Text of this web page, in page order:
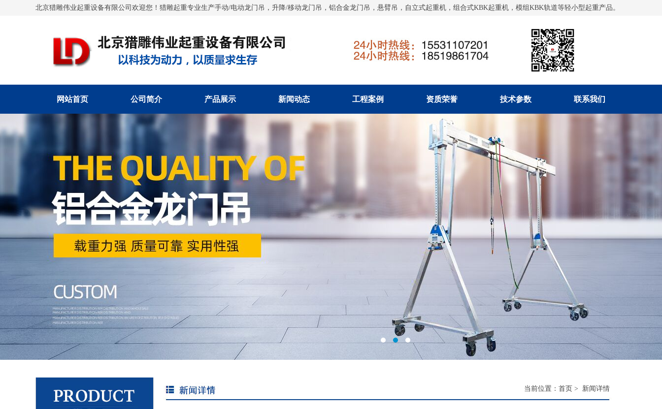
北京猎雕伟业起重设备有限公司欢迎您！猎雕起重专业生产手动/电动龙门吊，升降/移动龙门吊，铝合金龙门吊，悬臂吊，自立式起重机，组合式KBK起重机，模组KBK轨道等轻小型起重产品。
网站首页 公司简介 产品展示 新闻动态 工程案例 资质荣誉 技术参数 联系我们
当前位置： 首页 > 新闻详情